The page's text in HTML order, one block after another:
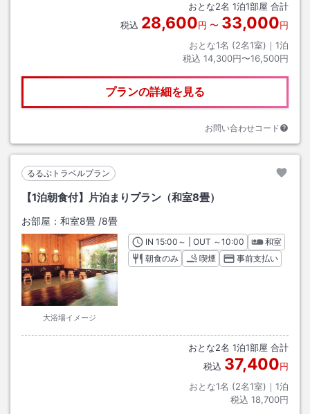
おとな2名 1泊1部屋 合計
税込 28,600円 〜 33,000円
おとな1名 (2名1室)｜ 1泊
税込 14,300円〜16,500円
プランの詳細を見る
お問い合わせコード
るるぶトラベルプラン
【1泊朝食付】片泊まりプラン（和室8畳）
お部屋： 和室8畳 /8畳
大浴場イメージ
INチェックイン
15:00 ～ | OUT チェックアウト
～10:00
和室
朝食のみ
喫煙 事前支払い
おとな2名 1泊1部屋 合計
税込 37,400円
おとな1名 (2名1室)｜ 1泊
税込 18,700円